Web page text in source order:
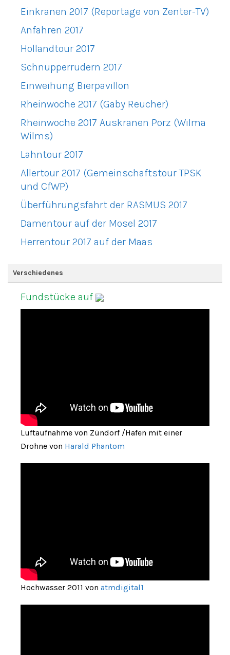
Einkranen 2017 (Reportage von Zenter-TV)
Anfahren 2017
Hollandtour 2017
Schnupperrudern 2017
Einweihung Bierpavillon
Rheinwoche 2017 (Gaby Reucher)
Rheinwoche 2017 Auskranen Porz (Wilma
Wilms)
Lahntour 2017
Allertour 2017 (Gemeinschaftstour TPSK
und CfWP)
Überführungsfahrt der RASMUS 2017
Damentour auf der Mosel 2017
Herrentour 2017 auf der Maas
Verschiedenes
Fundstücke auf
Luftaufnahme von Zündorf /Hafen mit einer
Drohne von Harald Phantom
Hochwasser 2011 von atmdigital1